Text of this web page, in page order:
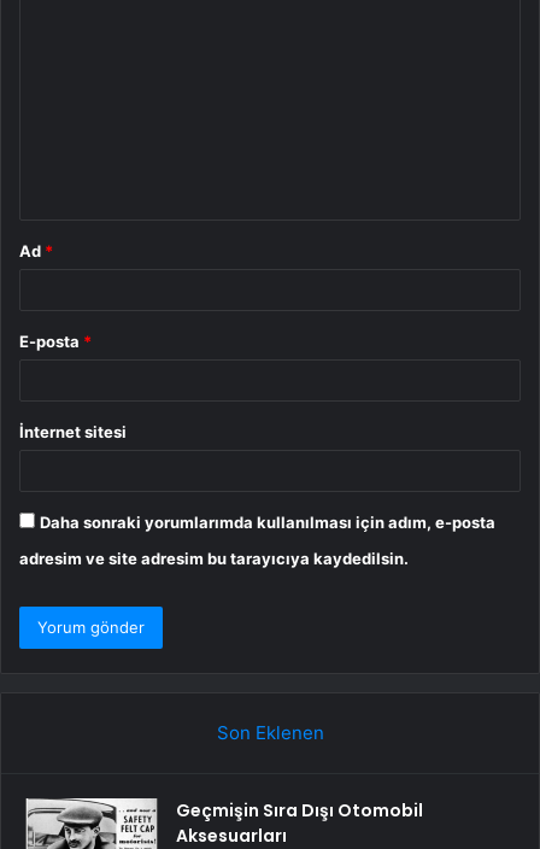
Ad *
E-posta *
İnternet sitesi
Daha sonraki yorumlarımda kullanılması için adım, e-posta
adresim ve site adresim bu tarayıcıya kaydedilsin.
Son Eklenen
Geçmişin Sıra Dışı Otomobil
Aksesuarları